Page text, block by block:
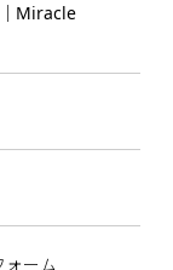
Miracle
ォーム